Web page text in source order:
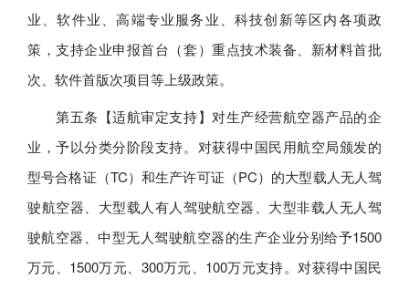
业、软件业、高端专业服务业、科技创新等区内各项政
策，支持企业申报首台（套）重点技术装备、新材料首批
次、软件首版次项目等上级政策。
第五条【适航审定支持】对生产经营航空器产品的企
业，予以分类分阶段支持。对获得中国民用航空局颁发的
型号合格证（TC）和生产许可证（PC）的大型载人无人驾
驶航空器、大型载人有人驾驶航空器、大型非载人无人驾
驶航空器、中型无人驾驶航空器的生产企业分别给予1500
万元、1500万元、300万元、100万元支持。对获得中国民